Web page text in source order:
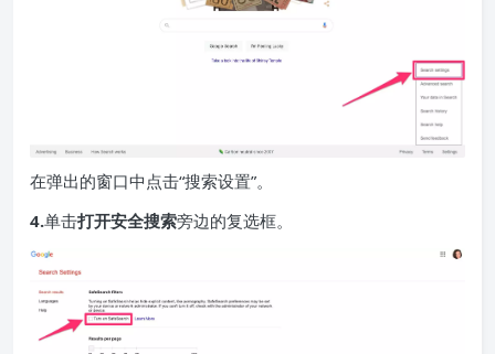
在弹出的窗口中点击“搜索设置”。
4.单击打开安全搜索旁边的复选框。